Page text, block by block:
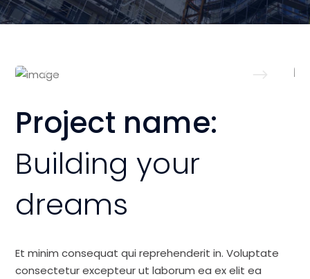
Project name:
Building your
dreams
Et minim consequat qui reprehenderit in. Voluptate
consectetur excepteur ut laborum ea ex elit ea